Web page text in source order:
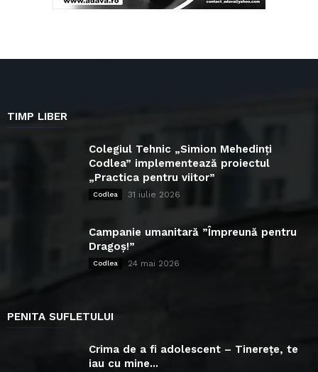
TIMP LIBER
Colegiul Tehnic „Simion Mehedinți
Codlea” implementează proiectul
„Practica pentru viitor”
Codlea 31 iulie 2026
Campanie umanitară ”Împreună pentru
Dragoș!”
Codlea 24 mai 2026
PENITA SUFLETULUI
Crima de a fi adolescent – Tinerețe, te
iau cu mine...